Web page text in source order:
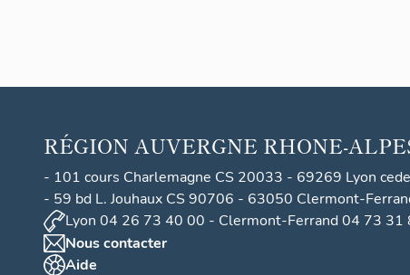
RÉGION AUVERGNE RHONE-
- 101 cours Charlemagne CS 20033 - 69269 Lyon
- 59 bd L. Jouhaux CS 90706 - 63050 Clermont-
Lyon 04 26 73 40 00 - Clermont-Ferrand 04 73 31
Nous contacter
Aide